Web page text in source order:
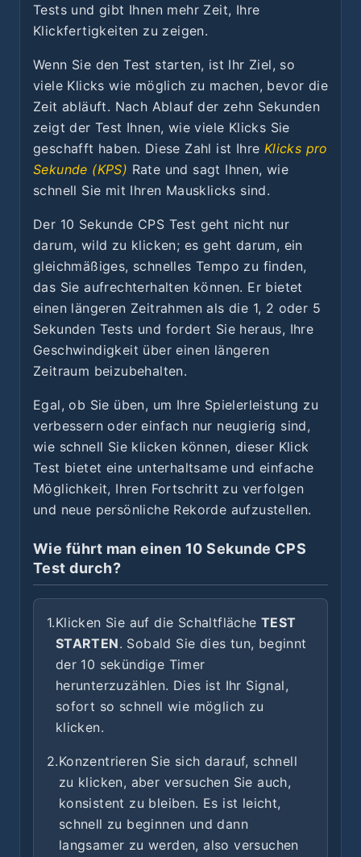
Tests und gibt Ihnen mehr Zeit, Ihre
Klickfertigkeiten zu zeigen.
Wenn Sie den Test starten, ist Ihr Ziel, so
viele Klicks wie möglich zu machen, bevor die
Zeit abläuft. Nach Ablauf der zehn Sekunden
zeigt der Test Ihnen, wie viele Klicks Sie
geschafft haben. Diese Zahl ist Ihre Klicks pro
Sekunde (KPS) Rate und sagt Ihnen, wie
schnell Sie mit Ihren Mausklicks sind.
Der 10 Sekunde CPS Test geht nicht nur
darum, wild zu klicken; es geht darum, ein
gleichmäßiges, schnelles Tempo zu finden,
das Sie aufrechterhalten können. Er bietet
einen längeren Zeitrahmen als die 1, 2 oder 5
Sekunden Tests und fordert Sie heraus, Ihre
Geschwindigkeit über einen längeren
Zeitraum beizubehalten.
Egal, ob Sie üben, um Ihre Spielerleistung zu
verbessern oder einfach nur neugierig sind,
wie schnell Sie klicken können, dieser Klick
Test bietet eine unterhaltsame und einfache
Möglichkeit, Ihren Fortschritt zu verfolgen
und neue persönliche Rekorde aufzustellen.
Wie führt man einen 10 Sekunde CPS
Test durch?
1.Klicken Sie auf die Schaltfläche TEST
STARTEN. Sobald Sie dies tun, beginnt
der 10 sekündige Timer
herunterzuzählen. Dies ist Ihr Signal,
sofort so schnell wie möglich zu
klicken.
2.Konzentrieren Sie sich darauf, schnell
zu klicken, aber versuchen Sie auch,
konsistent zu bleiben. Es ist leicht,
schnell zu beginnen und dann
langsamer zu werden, also versuchen